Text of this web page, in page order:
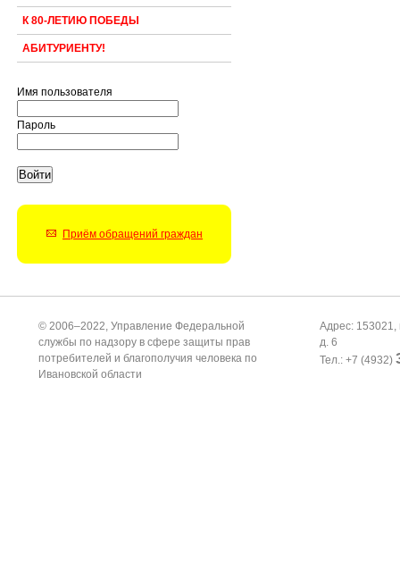
К 80-ЛЕТИЮ ПОБЕДЫ
АБИТУРИЕНТУ!
Имя пользователя
Пароль
Приём обращений граждан
© 2006–2022, Управление Федеральной
службы по надзору в сфере защиты прав
потребителей и благополучия человека по
Ивановской области
Адрес: 153021,
д. 6
Тел.: +7 (4932)